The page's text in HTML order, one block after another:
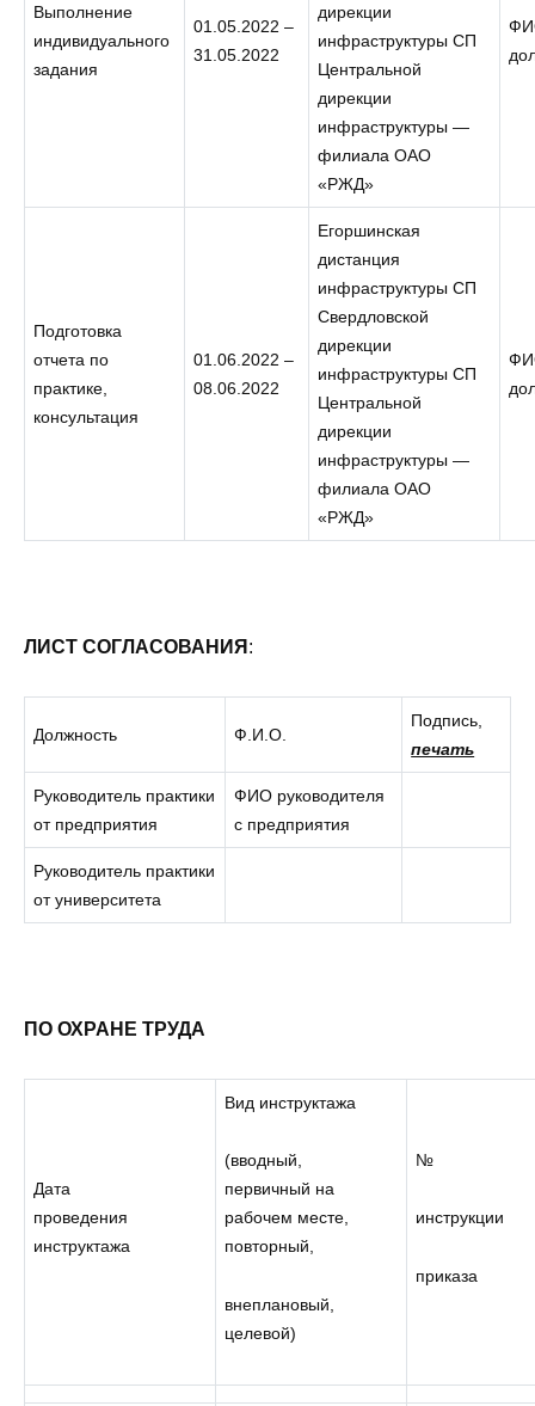
Выполнение
индивидуального
задания
01.05.2022 –
31.05.2022
дирекции
инфраструктуры СП
Центральной
дирекции
инфраструктуры —
филиала ОАО
«РЖД»
Подготовка
отчета по
практике,
консультация
01.06.2022 –
08.06.2022
Егоршинская
дистанция
инфраструктуры СП
Свердловской
дирекции
инфраструктуры СП
Центральной
дирекции
инфраструктуры —
филиала ОАО
«РЖД»
ЛИСТ СОГЛАСОВАНИЯ :
Должность Ф.И.О.
Подпись,
печать
Руководитель практики
от предприятия
ФИО руководителя
с предприятия
Руководитель практики
от университета
ПО ОХРАНЕ ТРУДА
Дата
проведения
инструктажа
Вид инструктажа
(вводный,
первичный на
рабочем месте,
повторный,
внеплановый,
целевой)
№
инструкции
приказа